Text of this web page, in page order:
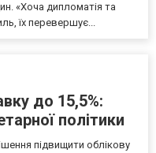
«Хоча дипломатія та
їх перевершує...
до 15,5%:
політики
підвищити облікову